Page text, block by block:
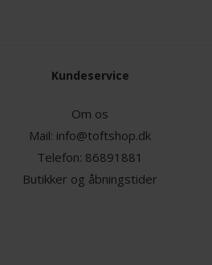
Kundeservice
Om os
Mail: info@toftshop.dk
Telefon: 86891881
Butikker og åbningstider